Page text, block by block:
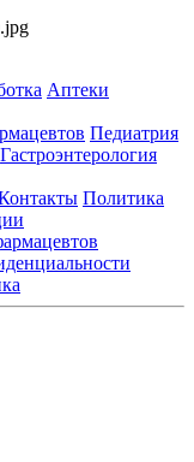
Аптеки
Педиатрия
Гастроэнтерология
Политика